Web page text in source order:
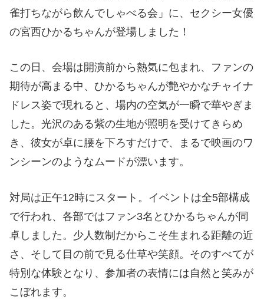
雀打ちながら飲んでしゃべる会」に、セクシー女優
の宮西ひかるちゃんが登場しました！
この日、会場は開演前から熱気に包まれ、ファンの
期待が高まる中、ひかるちゃんが艶やかなチャイナ
ドレス姿で現れると、場内の空気が一瞬で華やぎま
した。光沢のある紫の生地が照明を受けてきらめ
き、彼女が卓に腰を下ろすだけで、まるで映画のワ
ンシーンのようなムードが漂います。
対局は正午12時にスタート。イベントは全5部構成
で行われ、各部ではファン3名とひかるちゃんが同
卓しました。少人数制だからこそ生まれる距離の近
さ、そして目の前で見る仕草や笑顔。そのすべてが
特別な体験となり、参加者の表情には自然と笑みが
こぼれます。